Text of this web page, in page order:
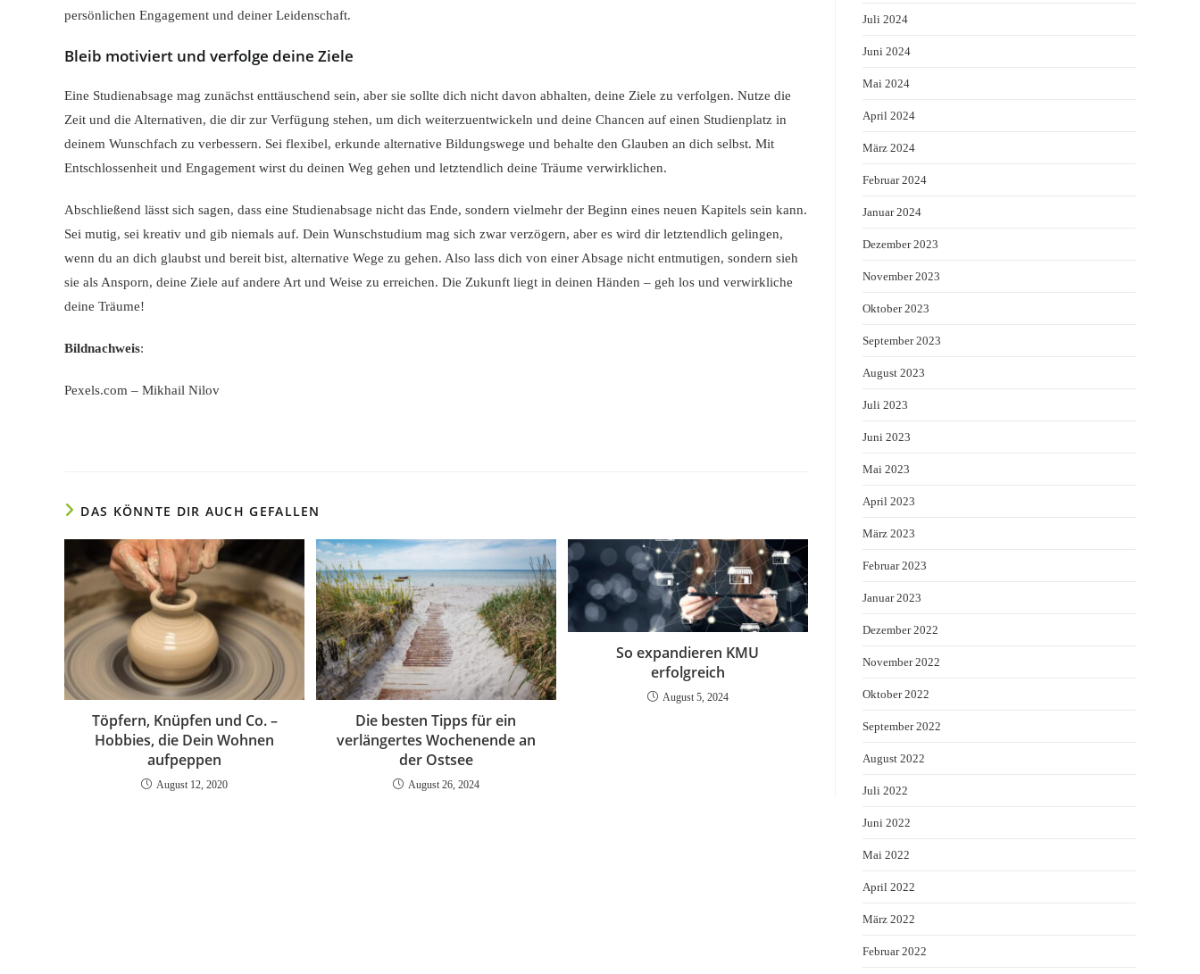
persönlichen Engagement und deiner Leidenschaft.
Bleib motiviert und verfolge deine Ziele
Eine Studienabsage mag zunächst enttäuschend sein, aber sie sollte dich nicht davon abhalten, deine Ziele zu verfolgen. Nutze die
Zeit und die Alternativen, die dir zur Verfügung stehen, um dich weiterzuentwickeln und deine Chancen auf einen Studienplatz in
deinem Wunschfach zu verbessern. Sei flexibel, erkunde alternative Bildungswege und behalte den Glauben an dich selbst. Mit
Entschlossenheit und Engagement wirst du deinen Weg gehen und letztendlich deine Träume verwirklichen.
Abschließend lässt sich sagen, dass eine Studienabsage nicht das Ende, sondern vielmehr der Beginn eines neuen Kapitels sein kann.
Sei mutig, sei kreativ und gib niemals auf. Dein Wunschstudium mag sich zwar verzögern, aber es wird dir letztendlich gelingen,
wenn du an dich glaubst und bereit bist, alternative Wege zu gehen. Also lass dich von einer Absage nicht entmutigen, sondern sieh
sie als Ansporn, deine Ziele auf andere Art und Weise zu erreichen. Die Zukunft liegt in deinen Händen – geh los und verwirkliche
deine Träume!
Bildnachweis:
Pexels.com – Mikhail Nilov
DAS KÖNNTE DIR AUCH GEFALLEN
Töpfern, Knüpfen und Co. –
Hobbies, die Dein Wohnen
aufpeppen
August 12, 2020
Die besten Tipps für ein
verlängertes Wochenende an
der Ostsee
August 26, 2024
So expandieren KMU
erfolgreich
August 5, 2024
Juli 2024
Juni 2024
Mai 2024
April 2024
März 2024
Februar 2024
Januar 2024
Dezember 2023
November 2023
Oktober 2023
September 2023
August 2023
Juli 2023
Juni 2023
Mai 2023
April 2023
März 2023
Februar 2023
Januar 2023
Dezember 2022
November 2022
Oktober 2022
September 2022
August 2022
Juli 2022
Juni 2022
Mai 2022
April 2022
März 2022
Februar 2022